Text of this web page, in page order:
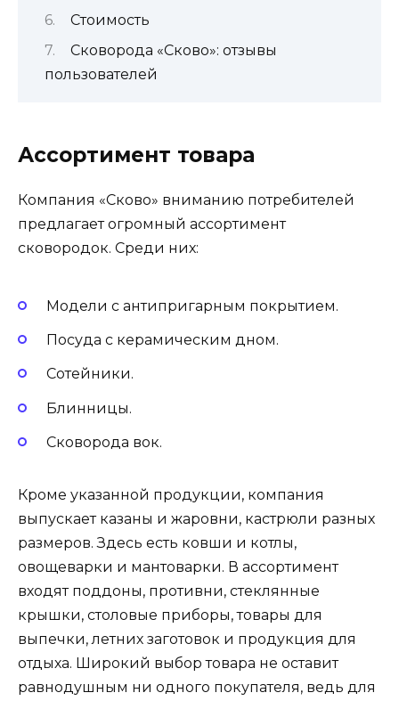
Стоимость
Сковорода «Сково»: отзывы
пользователей
Ассортимент товара
Компания «Сково» вниманию потребителей
предлагает огромный ассортимент
сковородок. Среди них:
Модели с антипригарным покрытием.
Посуда с керамическим дном.
Сотейники.
Блинницы.
Сковорода вок.
Кроме указанной продукции, компания
выпускает казаны и жаровни, кастрюли разных
размеров. Здесь есть ковши и котлы,
овощеварки и мантоварки. В ассортимент
входят поддоны, противни, стеклянные
крышки, столовые приборы, товары для
выпечки, летних заготовок и продукция для
отдыха. Широкий выбор товара не оставит
равнодушным ни одного покупателя, ведь для